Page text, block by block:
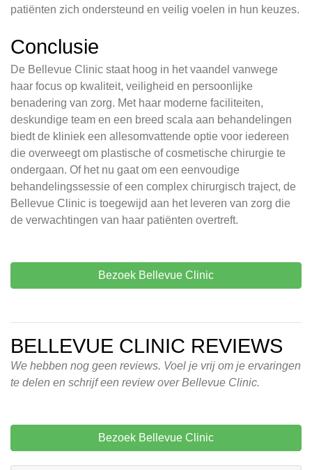
patiënten zich ondersteund en veilig voelen in hun keuzes.
Conclusie
De Bellevue Clinic staat hoog in het vaandel vanwege
haar focus op kwaliteit, veiligheid en persoonlijke
benadering van zorg. Met haar moderne faciliteiten,
deskundige team en een breed scala aan behandelingen
biedt de kliniek een allesomvattende optie voor iedereen
die overweegt om plastische of cosmetische chirurgie te
ondergaan. Of het nu gaat om een eenvoudige
behandelingssessie of een complex chirurgisch traject, de
Bellevue Clinic is toegewijd aan het leveren van zorg die
de verwachtingen van haar patiënten overtreft.
Bezoek Bellevue Clinic
BELLEVUE CLINIC REVIEWS
We hebben nog geen reviews. Voel je vrij om je ervaringen
te delen en schrijf een review over Bellevue Clinic.
Bezoek Bellevue Clinic